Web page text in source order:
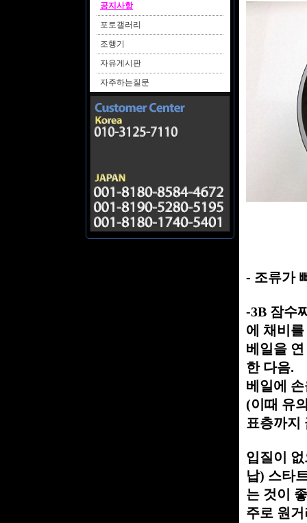
공지사항
포토갤러리
조행기
자유게시판
자주하는질문
- 조류가
-3B 잠수
에 채비
베일을
한 다음.
베일에
(이때 유
표층까지
입질이
납) 스타
는 것이
주로 원